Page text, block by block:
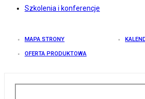
Szkolenia i konferencje
MAPA STRONY
OFERTA PRODUKTOWA